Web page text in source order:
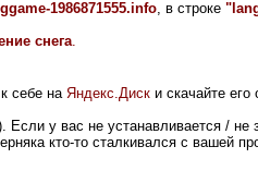
1986871555.info , в строке
снега
себе на Яндекс.Диск и скачайте
у вас не устанавливается / не
кто-то сталкивался с вашей